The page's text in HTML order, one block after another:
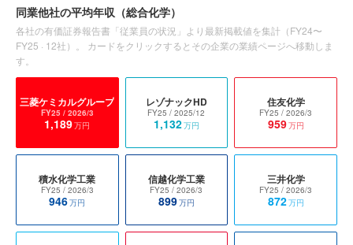
同業他社の平均年収 （総合化学）
各社の有価証券報告書「従業員の状況」より最新掲載値を集計（FY24〜
FY25 · 12社）。 カードをクリックするとその企業の業績ページへ移動しま
す。
三菱ケミカルグループ
FY25 / 2026/3
1,189万円
レゾナックHD
FY25 / 2025/12
1,132万円
住友化学
FY25 / 2026/3
959万円
積水化学工業
FY25 / 2026/3
946万円
信越化学工業
FY25 / 2026/3
899万円
三井化学
FY25 / 2026/3
872万円